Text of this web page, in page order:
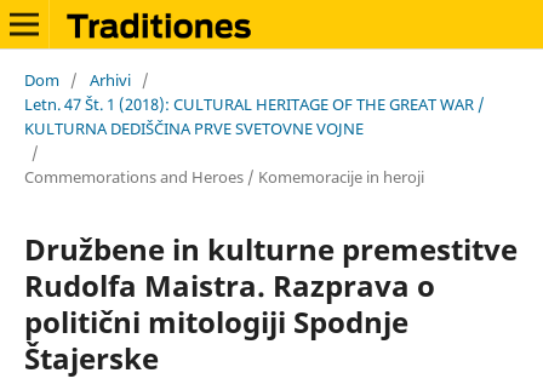
Dom / Arhivi /
Letn. 47 Št. 1 (2018): CULTURAL HERITAGE OF THE GREAT WAR /
KULTURNA DEDIŠČINA PRVE SVETOVNE VOJNE
/
Commemorations and Heroes / Komemoracije in heroji
Družbene in kulturne premestitve
Rudolfa Maistra. Razprava o
politični mitologiji Spodnje
Štajerske